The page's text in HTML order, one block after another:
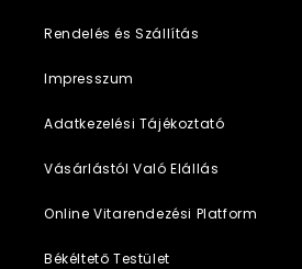
Rendelés és Szállítás
Impresszum
Adatkezelési Tájékoztató
Vásárlástól Való Elállás
Online Vitarendezési Platform
Békéltető Testület